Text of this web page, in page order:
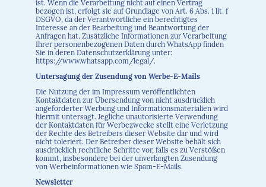
ist. Wenn die Verarbeitung nicht auf einen Vertrag
bezogen ist, erfolgt sie auf Grundlage von Art. 6 Abs. 1 lit. f
DSGVO, da der Verantwortliche ein berechtigtes
Interesse an der Bearbeitung und Beantwortung der
Anfragen hat. Zusätzliche Informationen zur Verarbeitung
Ihrer personenbezogenen Daten durch WhatsApp finden
Sie in deren Datenschutzerklärung unter:
https://www.whatsapp.com/legal/.
Untersagung der Zusendung von Werbe-E-Mails
Die Nutzung der im Impressum veröffentlichten
Kontaktdaten zur Übersendung von nicht ausdrücklich
angeforderter Werbung und Informationsmaterialien wird
hiermit untersagt. Jegliche unautorisierte Verwendung
der Kontaktdaten für Werbezwecke stellt eine Verletzung
der Rechte des Betreibers dieser Website dar und wird
nicht toleriert. Der Betreiber dieser Website behält sich
ausdrücklich rechtliche Schritte vor, falls es zu Verstößen
kommt, insbesondere bei der unverlangten Zusendung
von Werbeinformationen wie Spam-E-Mails.
Newsletter